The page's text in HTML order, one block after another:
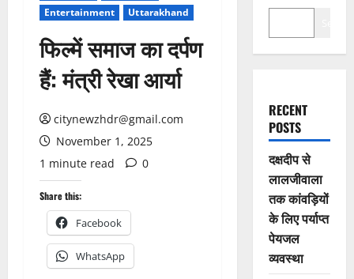
Entertainment
Uttarakhand
फिल्में समाज का दर्पण
हैं: मंत्री रेखा आर्या
citynewzhdr@gmail.com
November 1, 2025
1 minute read
0
Share this:
Facebook
WhatsApp
RECENT
POSTS
दक्षदीप से
लालजीवाला
तक कांवड़ियों
के लिए पर्याप्त
पेयजल
व्यवस्था